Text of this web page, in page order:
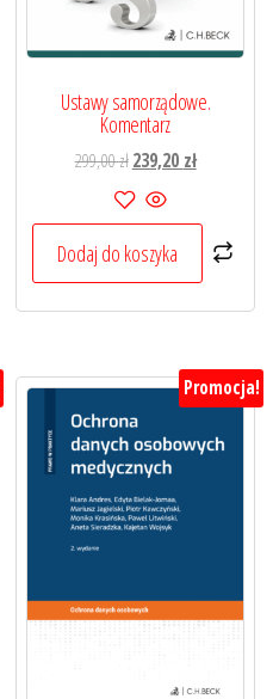
Ustawy samorządowe.
Komentarz
299,00zł Pierwotna
cena
wynosiła:
299,00 zł.
239,20 złAktualna
239,20 zł.
Dodaj do koszyka
Promocja!